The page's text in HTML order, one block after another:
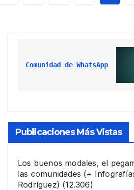
Comunidad de WhatsApp
Publicaciones Más Vistas
Los buenos modales, el
las comunidades (+
Rodríguez) (12.306)